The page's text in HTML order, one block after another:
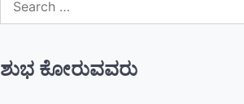
for:
ಶುಭ ಕೋರುವವರು